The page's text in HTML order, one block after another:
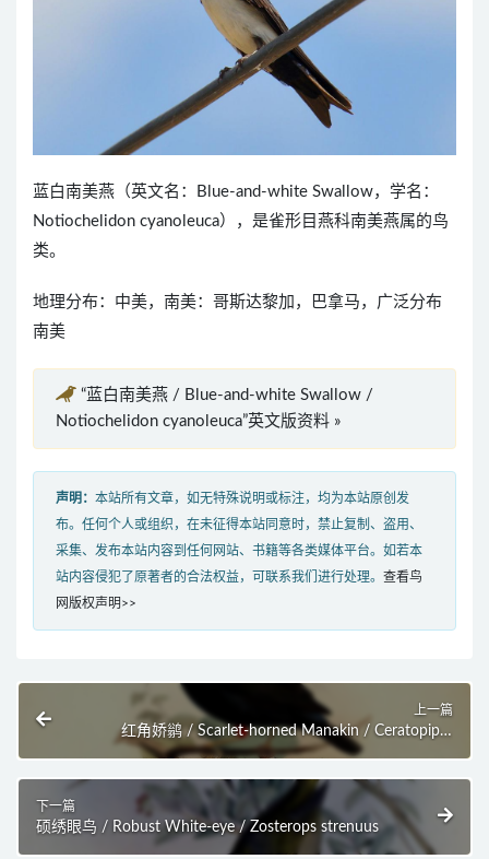
蓝白南美燕（英文名：Blue-and-white Swallow，学名：
Notiochelidon cyanoleuca），是雀形目燕科南美燕属的鸟
类。
地理分布：中美，南美：哥斯达黎加，巴拿马，广泛分布
南美
“蓝白南美燕 / Blue-and-white Swallow /
Notiochelidon cyanoleuca”英文版资料 »
声明： 本站所有文章，如无特殊说明或标注，均为本站原创发
布。任何个人或组织，在未征得本站同意时，禁止复制、盗用、
采集、发布本站内容到任何网站、书籍等各类媒体平台。如若本
站内容侵犯了原著者的合法权益，可联系我们进行处理。 查看鸟
网版权声明>>
上一篇
红角娇鹟 / Scarlet-horned Manakin / Ceratopipra
下一篇
硕绣眼鸟 / Robust White-eye / Zosterops strenuus